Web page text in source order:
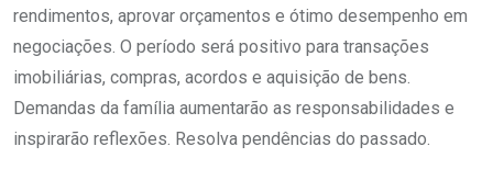
rendimentos, aprovar orçamentos e ótimo desempenho em
negociações. O período será positivo para transações
imobiliárias, compras, acordos e aquisição de bens.
Demandas da família aumentarão as responsabilidades e
inspirarão reflexões. Resolva pendências do passado.